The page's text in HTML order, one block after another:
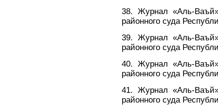
38. Журнал «Аль-
районного суда
39. Журнал «Аль-
районного суда
40. Журнал «Аль-
районного суда
41. Журнал «Аль-
районного суда